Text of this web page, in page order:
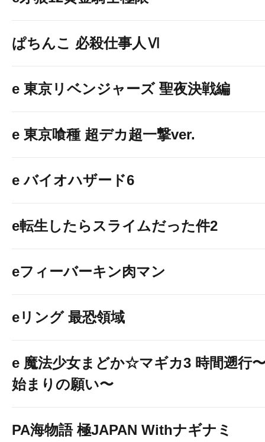
ぱちんこ 必殺仕事人Ⅵ
e 東京リベンジャーズ 聖夜決戦編
e 東京喰種 超デカ超一撃ver.
e バイオハザード6
e転生したらスライムだった件2
eフィーバーキン肉マン
eリング 最恐領域
e 魔法少女まどか☆マギカ3 時間遡行
始まりの願い〜
PA海物語 極JAPAN Withナギナミ